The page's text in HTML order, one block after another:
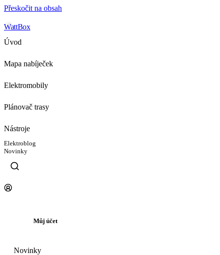
Přeskočit na obsah
WattBox
Úvod
Mapa nabíječek
Elektromobily
Plánovač trasy
Nástroje
Elektroblog
Novinky
Můj účet
Novinky